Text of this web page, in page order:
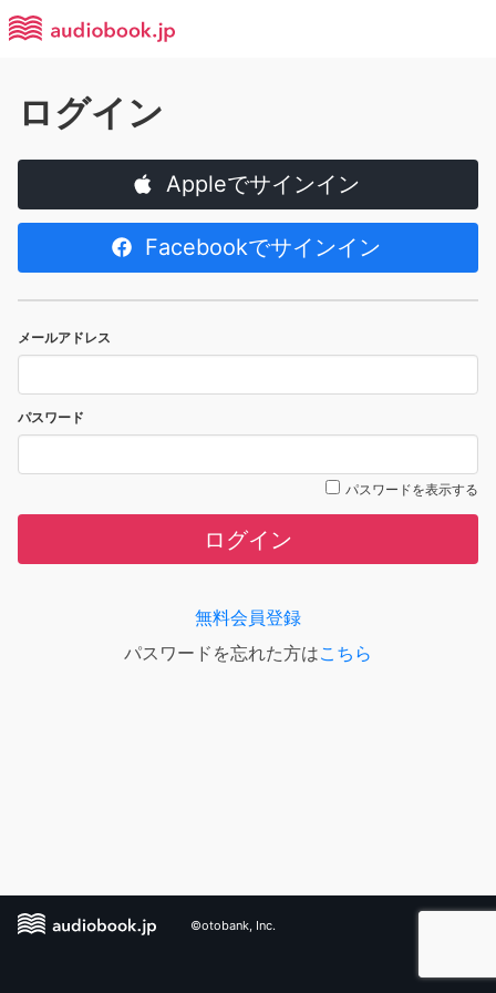
ログイン
Appleでサインイン
Facebookでサインイン
メールアドレス
パスワード
パスワードを表示する
ログイン
無料会員登録
パスワードを忘れた方はこちら
©otobank, Inc.